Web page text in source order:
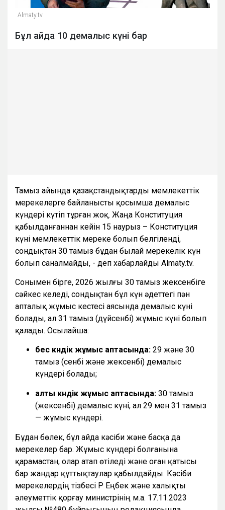
Almaty.tv
Бұл айда 10 демалыс күні бар
Тамыз айында қазақстандықтарды мемлекеттік
мерекелерге байланысты қосымша демалыс
күндері күтіп тұрған жоқ. Жаңа Конституция
қабылданғаннан кейін 15 наурыз – Конституция
күні мемлекеттік мереке болып белгіленді,
сондықтан 30 тамыз бұдан былай мерекелік күн
болып саналмайды, - деп хабарлайды Almaty.tv.
Сонымен бірге, 2026 жылғы 30 тамыз жексенбіге
сәйкес келеді, сондықтан бұл күн әдеттегі пән
апталық жұмыс кестесі аясында демалыс күні
болады, ал 31 тамыз (дүйсенбі) жұмыс күні болып
қалады. Осылайша:
бес күндік жұмыс аптасында: 29 және 30
тамыз (сенбі және жексенбі) демалыс
күндері болады;
алты күндік жұмыс аптасында: 30 тамыз
(жексенбі) демалыс күні, ал 29 мен 31 тамыз
— жұмыс күндері.
Бұдан бөлек, бұл айда кәсіби және басқа да
мерекелер бар. Жұмыс күндері болғанына
қарамастан, олар атап өтіледі және оған қатысы
бар жандар құттықтаулар қабылдайды. Кәсіби
мерекелердің тізбесі ҚР Еңбек және халықты
әлеуметтік қорғау министрінің м.а. 17.11.2023